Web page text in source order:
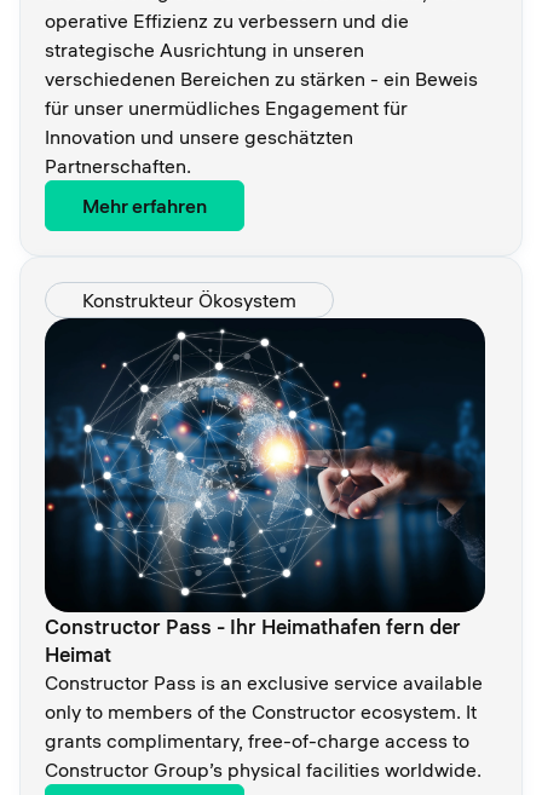
operative Effizienz zu verbessern und die
strategische Ausrichtung in unseren
verschiedenen Bereichen zu stärken - ein Beweis
für unser unermüdliches Engagement für
Innovation und unsere geschätzten
Partnerschaften.
Mehr erfahren
Konstrukteur Ökosystem
Constructor Pass - Ihr Heimathafen fern der
Heimat
Constructor Pass is an exclusive service available
only to members of the Constructor ecosystem. It
grants complimentary, free-of-charge access to
Constructor Group’s physical facilities worldwide.